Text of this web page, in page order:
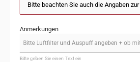
Bitte beachten Sie auch die Angaben zur
Anmerkungen
Bitte geben Sie einen Text ein